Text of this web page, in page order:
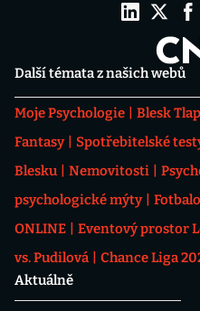
Další témata z našich webů
Moje Psychologie Blesk
Fantasy
Spotřebitelské
Blesku
Nemovitosti
psychologické mýty
ONLINE
Eventový prostor
vs. Pudilová
Chance Liga
Aktuálně